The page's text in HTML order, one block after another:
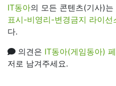
IT동아의 모든 콘텐츠(기사)는
표시-비영리-변경금지 라이선
다.
의견은 IT동아(게임동아)
저로 남겨주세요.